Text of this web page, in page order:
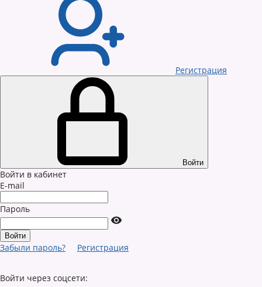
Регистрация
Войти
Войти в кабинет
E-mail
Пароль
Забыли пароль? Регистрация
Войти через соцсети: